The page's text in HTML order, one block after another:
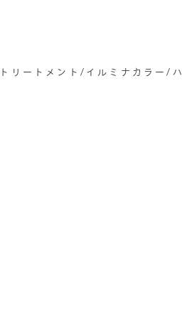
リートメント/イルミナカラー/ハ